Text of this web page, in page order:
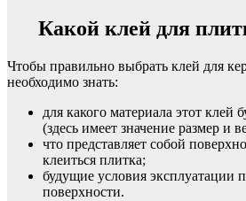
Какой клей для
Чтобы правильно выбрать клей для
необходимо знать:
для какого материала этот клей
(здесь имеет значение размер и
что представляет собой
клеиться плитка;
будущие условия эксплуатации
поверхности.